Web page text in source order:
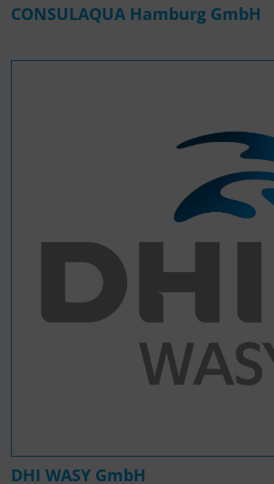
CONSULAQUA Hamburg GmbH
DHI WASY GmbH